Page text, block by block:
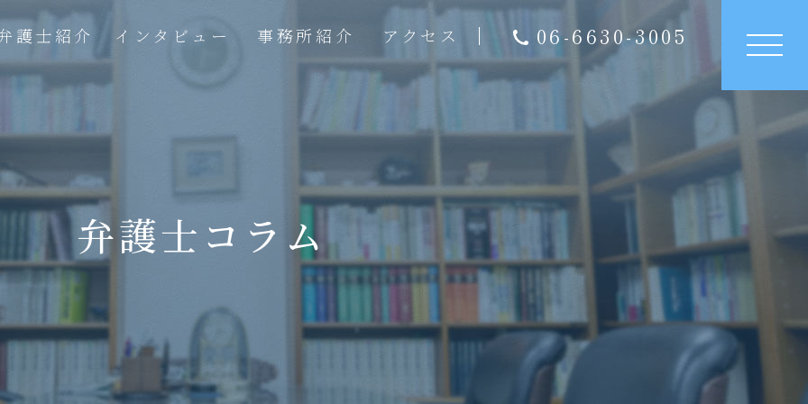
護士紹介 インタビュー 事務所紹介 アクセス 06-6630-3005
弁護士コラム